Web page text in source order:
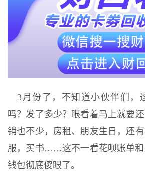
3月份了，不知道小伙伴们，
吗？发了多少？眼看着马上就要
销也不少，房租、朋友生日，还
服，买书……这不一看花呗账单和
钱包彻底傻眼了。